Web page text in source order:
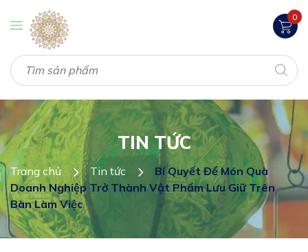
0
TIN TỨC
Trang chủ Tin tức
Bí Quyết Để Món Quà
Doanh Nghiệp Trở Thành Vật Phẩm Lưu Giữ Trên
Bàn Làm Việc